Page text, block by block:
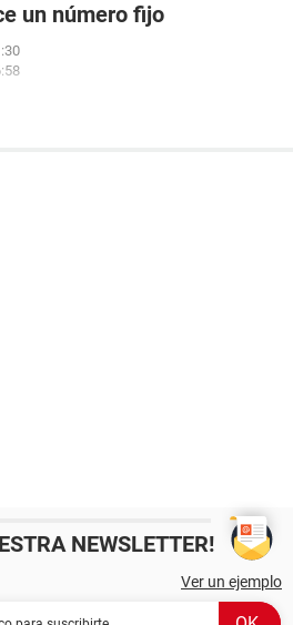
un número fijo
NEWSLETTER!
Ver un ejemplo